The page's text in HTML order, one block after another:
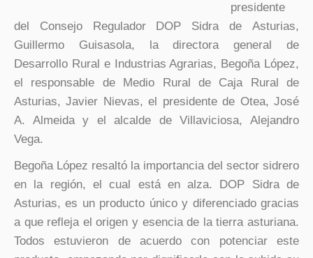
presidente
del Consejo Regulador DOP Sidra de Asturias,
Guillermo Guisasola, la directora general de
Desarrollo Rural e Industrias Agrarias, Begoña López,
el responsable de Medio Rural de Caja Rural de
Asturias, Javier Nievas, el presidente de Otea, José
A. Almeida y el alcalde de Villaviciosa, Alejandro
Vega.
Begoña López resaltó la importancia del sector sidrero
en la región, el cual está en alza. DOP Sidra de
Asturias, es un producto único y diferenciado gracias
a que refleja el origen y esencia de la tierra asturiana.
Todos estuvieron de acuerdo con potenciar este